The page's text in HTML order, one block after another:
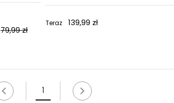
79,99 zł
Teraz 139,99 zł
1